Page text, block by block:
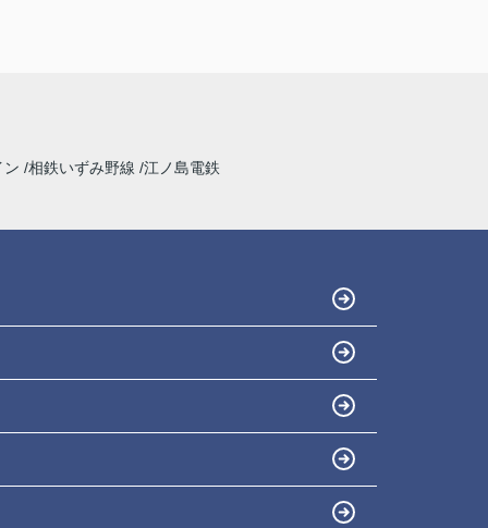
ン 相鉄いずみ野線 江ノ島電鉄